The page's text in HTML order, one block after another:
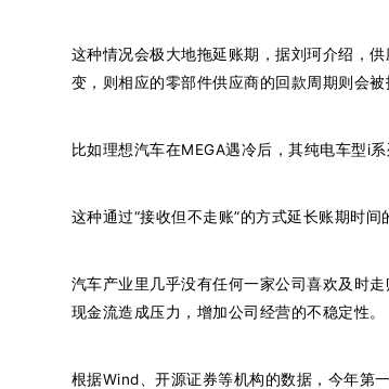
这种情况会极大地拖延账期，据刘珂介绍，
变，则相应的零部件供应商的回款周期则会被
比如理想汽车在MEGA遇冷后，其纯电车型i
这种通过“接收但不走账”的方式延长账期时
汽车产业里几乎没有任何一家公司喜欢及时
现金流造成压力，增加公司经营的不稳定性。
根据Wind、开源证券等机构的数据，今年第